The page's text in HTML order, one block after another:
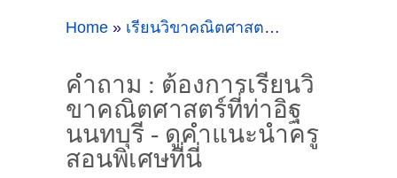
Home » เรียนวิขาคณิตศาสตร์ »
คำถาม : ต้องการเรียนวิ
ขาคณิตศาสตร์ที่ท่าอิฐ
นนทบุรี - ดูคำแนะนำครู
สอนพิเศษที่นี่